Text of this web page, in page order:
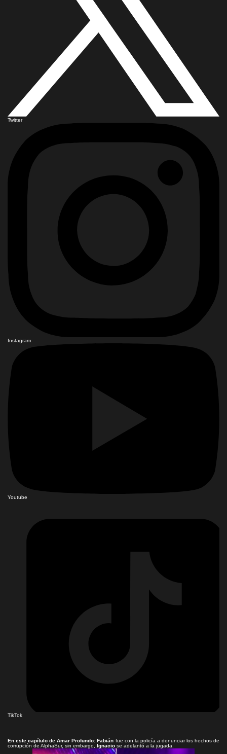
Twitter
Instagram
Youtube
TikTok
En este capítulo deAmar Profundo: Fabián fue con la policía a denunciar los hechos de
corrupción de AlphaSur, sin embargo, Ignacio se adelantó a la jugada.